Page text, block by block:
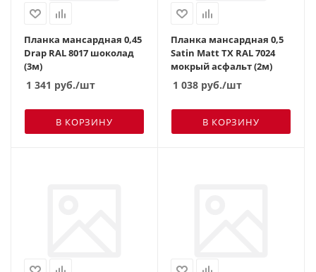
Планка мансардная 0,45
Drap RAL 8017 шоколад
(3м)
1 341 руб./шт
В КОРЗИНУ
Планка мансардная 0,5
Satin Matt TX RAL 7024
мокрый асфальт (2м)
1 038 руб./шт
В КОРЗИНУ